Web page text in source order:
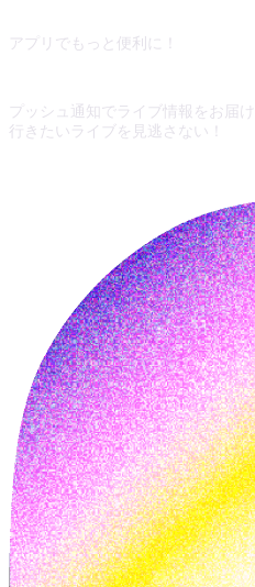
アプリでもっと便利に！
プッシュ通知でライブ情報をお届け
行きたいライブを見逃さない！